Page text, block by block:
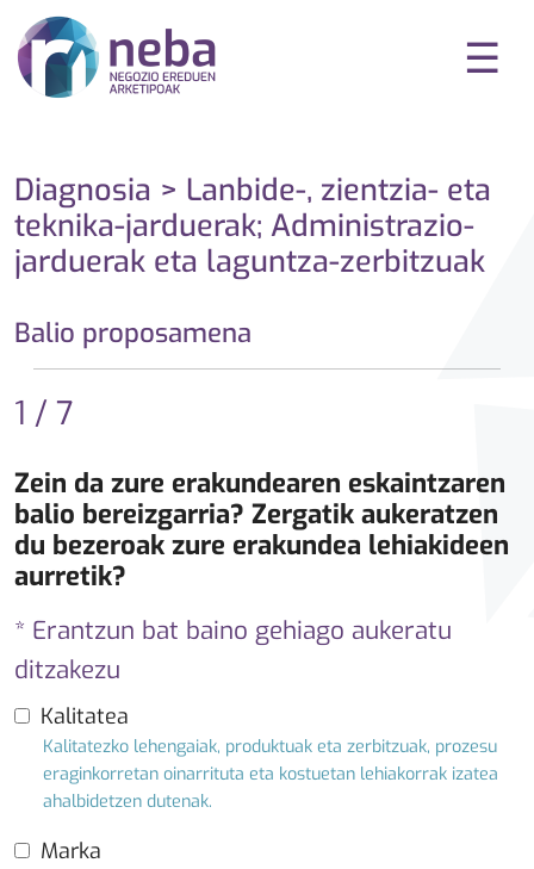
☰
Diagnosia > Lanbide-, zientzia- eta
teknika-jarduerak; Administrazio-
jarduerak eta laguntza-zerbitzuak
Balio proposamena
1 / 7
Zein da zure erakundearen eskaintzaren
balio bereizgarria? Zergatik aukeratzen
du bezeroak zure erakundea lehiakideen
aurretik?
* Erantzun bat baino gehiago aukeratu
ditzakezu
Kalitatea
Kalitatezko lehengaiak, produktuak eta zerbitzuak, prozesu
eraginkorretan oinarrituta eta kostuetan lehiakorrak izatea
ahalbidetzen dutenak.
Marka